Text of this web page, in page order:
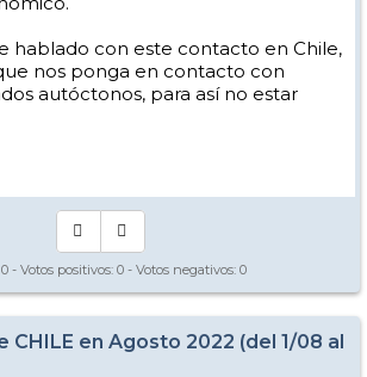
hablado con este contacto en Chile,
nos ponga en contacto con
autóctonos, para así no estar
0 - Votos positivos: 0 - Votos negativos: 0
CHILE en Agosto 2022 (del 1/08 al